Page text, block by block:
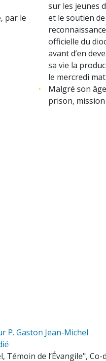
par le
sur les jeunes
et le soutien
officielle du
avant d’en
sa vie la
le mercredi
Malgré son
prison, mission
P. Gaston Jean-Michel
Témoin de l’Évangile",